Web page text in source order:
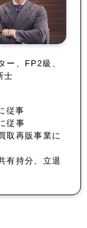
ー、FP2級、
士
従事
従事
取再販事業に
有持分、立退